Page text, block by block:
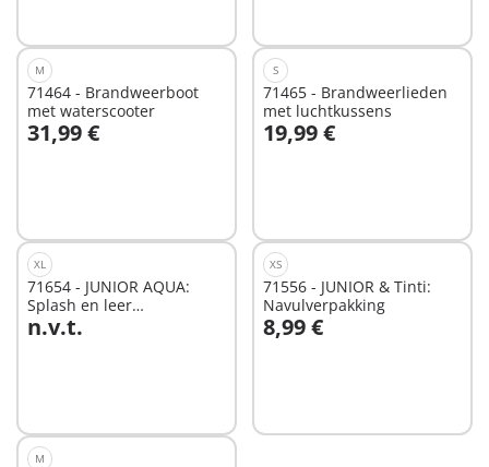
M
71464 - Brandweerboot
met waterscooter
31,99 €
In winkelwagen
S
71465 - Brandweerlieden
met luchtkussens
19,99 €
In winkelwagen
XL
71654 - JUNIOR AQUA:
Splash en leer
wateravonturenset
n.v.t.
XS
71556 - JUNIOR & Tinti:
Navulverpakking
8,99 €
In winkelwagen
M